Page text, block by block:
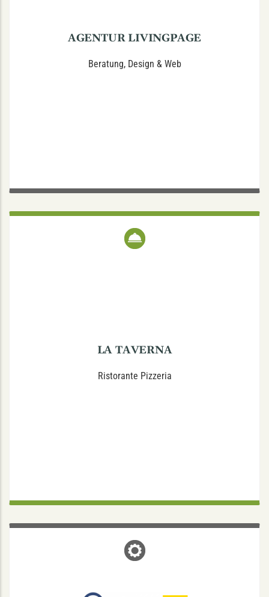
AGENTUR LIVINGPAGE
Beratung, Design & Web
LA TAVERNA
Ristorante Pizzeria
LA TAVERNA
ONTRUP HAUSTECHNIK NACHF.
Salzmannstraße 56a, 48147 Münster